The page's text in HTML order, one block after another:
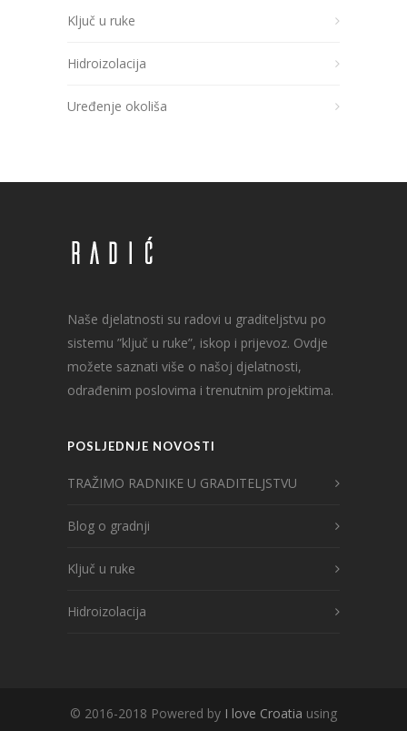
Ključ u ruke
Hidroizolacija
Uređenje okoliša
Naše djelatnosti su radovi u graditeljstvu po
sistemu ”ključ u ruke”, iskop i prijevoz. Ovdje
možete saznati više o našoj djelatnosti,
odrađenim poslovima i trenutnim projektima.
POSLJEDNJE NOVOSTI
TRAŽIMO RADNIKE U GRADITELJSTVU
Blog o gradnji
Ključ u ruke
Hidroizolacija
© 2016-2018 Powered by I love Croatia using